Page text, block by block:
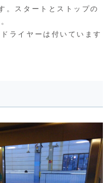
。スタートとストップの
ライヤーは付いています